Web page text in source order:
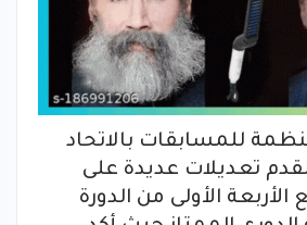
للمسابقات بالاتحاد
تعديلات عديدة على
الأربعة الأولى من الدورة